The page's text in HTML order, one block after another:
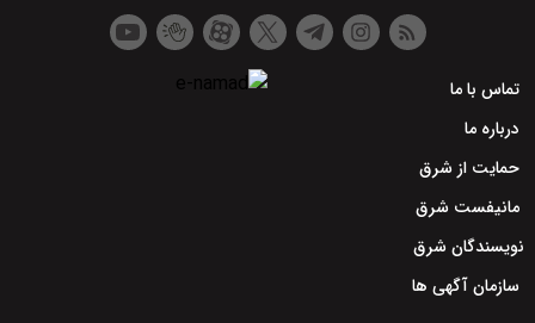
تماس با ما
درباره ما
حمایت از شرق
مانیفست شرق
نویسندگان شرق
سازمان آگهی ها